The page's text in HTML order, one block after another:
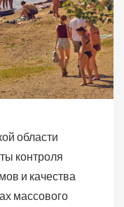
области
контроля
и качества
массового